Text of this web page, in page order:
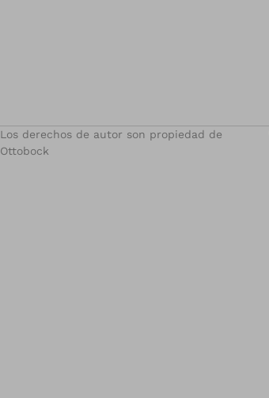
Los derechos de autor son propiedad de
Ottobock